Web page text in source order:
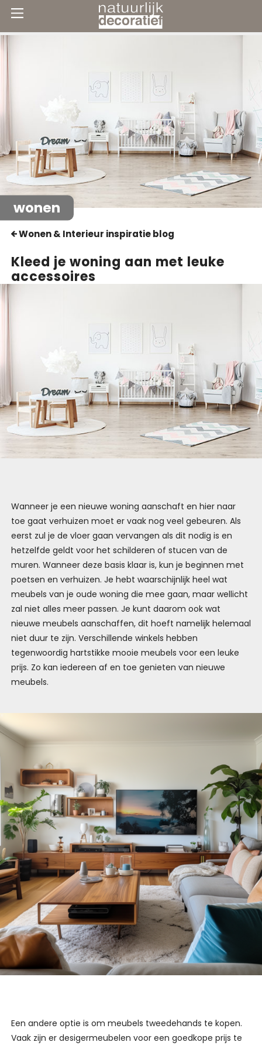
wonen
Wonen & Interieur inspiratie blog
Kleed je woning aan met leuke
accessoires
Wanneer je een nieuwe woning aanschaft en hier naar
toe gaat verhuizen moet er vaak nog veel gebeuren. Als
eerst zul je de vloer gaan vervangen als dit nodig is en
hetzelfde geldt voor het schilderen of stucen van de
muren. Wanneer deze basis klaar is, kun je beginnen met
poetsen en verhuizen. Je hebt waarschijnlijk heel wat
meubels van je oude woning die mee gaan, maar wellicht
zal niet alles meer passen. Je kunt daarom ook wat
nieuwe meubels aanschaffen, dit hoeft namelijk helemaal
niet duur te zijn. Verschillende winkels hebben
tegenwoordig hartstikke mooie meubels voor een leuke
prijs. Zo kan iedereen af en toe genieten van nieuwe
meubels.
Een andere optie is om meubels tweedehands te kopen.
Vaak zijn er desigermeubelen voor een goedkope prijs te